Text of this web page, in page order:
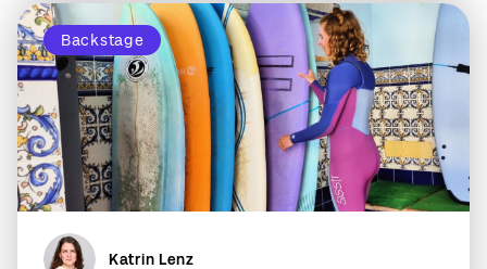
Backstage
Katrin Lenz